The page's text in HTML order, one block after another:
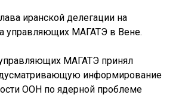
иранской делегации на
управляющих МАГАТЭ в Вене.
МАГАТЭ принял
информирование
ООН по ядерной проблеме